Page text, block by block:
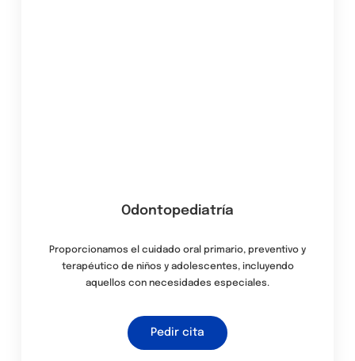
Odontopediatría
Proporcionamos el cuidado oral primario, preventivo y
terapéutico de niños y adolescentes, incluyendo
aquellos con necesidades especiales.
Pedir cita